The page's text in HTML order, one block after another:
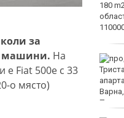
за
машини. На
е Fiat 500e с 33
о място)
име в
стигна до 4295
за унция